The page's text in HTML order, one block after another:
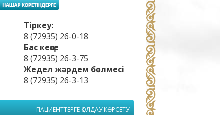
Тіркеу:
8 (72935) 26-0-18
Бас кеңсе
8 (72935) 26-3-75
Жедел жәрдем бөлмесі
8 (72935) 26-3-13
ПАЦИЕНТТЕРГЕ ҚОЛДАУ КӨРСЕТУ